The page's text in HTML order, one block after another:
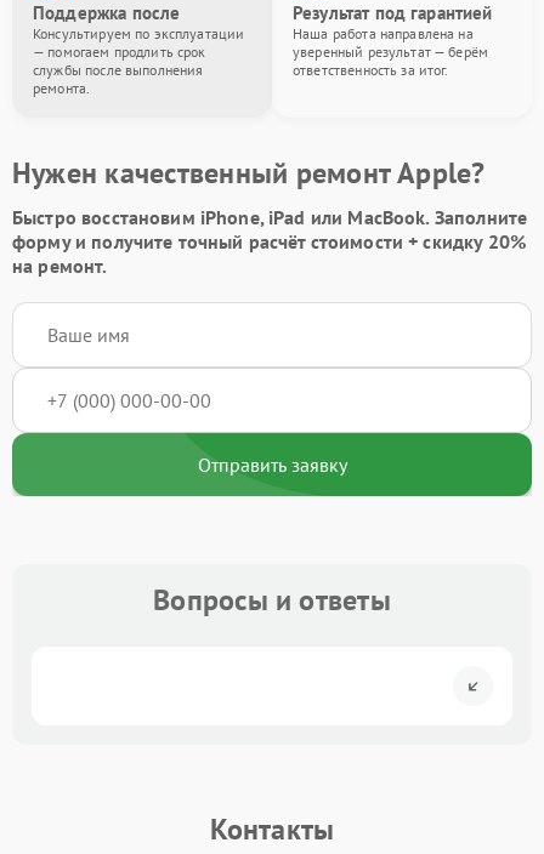
Поддержка после
Консультируем по эксплуатации
— помогаем продлить срок
службы после выполнения
ремонта.
Результат под гарантией
Наша работа направлена на
уверенный результат — берём
ответственность за итог.
Нужен качественный ремонт Apple?
Быстро восстановим iPhone, iPad или MacBook. Заполните
формуи получите точный расчёт стоимости +скидку 20%
на ремонт.
Отправить заявку
Вопросы и ответы
Контакты